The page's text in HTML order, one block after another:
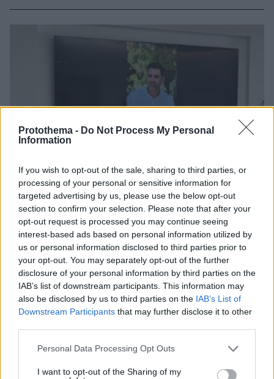
Protothema - Do Not Process My Personal
Information
If you wish to opt-out of the sale, sharing to third parties, or
processing of your personal or sensitive information for
targeted advertising by us, please use the below opt-out
section to confirm your selection. Please note that after your
opt-out request is processed you may continue seeing
interest-based ads based on personal information utilized by
us or personal information disclosed to third parties prior to
your opt-out. You may separately opt-out of the further
disclosure of your personal information by third parties on the
IAB’s list of downstream participants. This information may
also be disclosed by us to third parties on the IAB’s List of
Downstream Participants that may further disclose it to other
Please note that this website/app uses one or more Google
not limited to your visit or usage behaviour. You may click to
Personal Data Processing Opt Outs
I want to opt-out of the Sharing of my
Αριστοτέλης Δαμίγος: Σε κλίμα οδύνης έγινε η
αποτέφρωση του συντονιστή που σκοτώθηκε
μετά τη σύγκρουση ελικοπτέρων στην Ψάθα,
φωτογραφίες
06.08.2026, 20:03